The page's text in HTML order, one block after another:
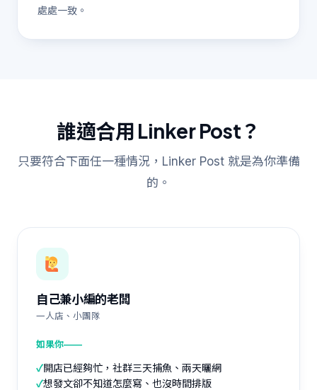
處處一致。
誰適合用 Linker Post？
只要符合下面任一種情況，Linker Post 就是為你準備
的。
自己兼小編的老闆
一人店、小團隊
如果你——
✓開店已經夠忙，社群三天捕魚、兩天曬網
✓想發文卻不知道怎麼寫、也沒時間排版